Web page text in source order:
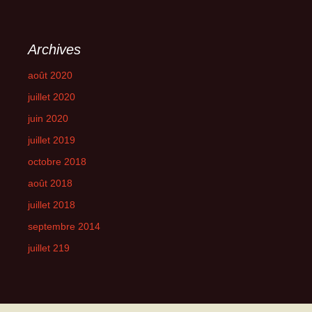
Archives
août 2020
juillet 2020
juin 2020
juillet 2019
octobre 2018
août 2018
juillet 2018
septembre 2014
juillet 219